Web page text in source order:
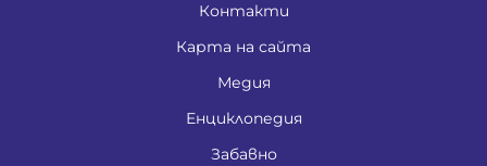
Контакти
Карта на сайта
Медия
Енциклопедия
Забавно